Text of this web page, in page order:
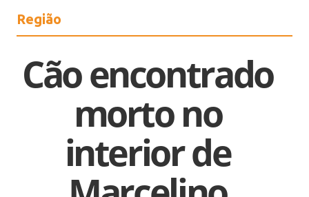
Região
Cão encontrado
morto no
interior de